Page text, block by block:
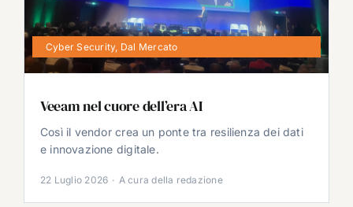
Cyber Security, Dal Mercato
Veeam nel cuore dell’era AI
Così il vendor crea un ponte tra resilienza dei dati
e innovazione digitale.
22 Luglio 2026 · A cura della redazione